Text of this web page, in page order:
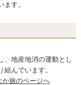
す。
地産地消の運動とし
組んでいます。
か旅のページへ